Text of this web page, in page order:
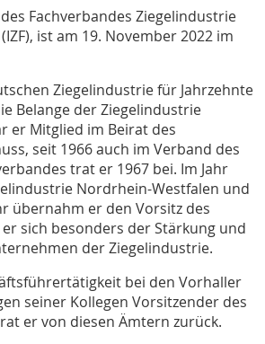
Fachverbandes Ziegelindustrie
ist am 19. November 2022 im
Ziegelindustrie für Jahrzehnte
Belange der Ziegelindustrie
er Mitglied im Beirat des
seit 1966 auch im Verband des
trat er 1967 bei. Im Jahr
Nordrhein-Westfalen und
übernahm er den Vorsitz des
sich besonders der Stärkung und
der Ziegelindustrie.
bei den Vorhaller
seiner Kollegen Vorsitzender des
er von diesen Ämtern zurück.